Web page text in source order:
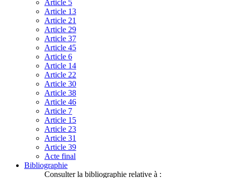
Article 5
Article 13
Article 21
Article 29
Article 37
Article 45
Article 6
Article 14
Article 22
Article 30
Article 38
Article 46
Article 7
Article 15
Article 23
Article 31
Article 39
Acte final
Bibliographie
Consulter la bibliographie relative à :